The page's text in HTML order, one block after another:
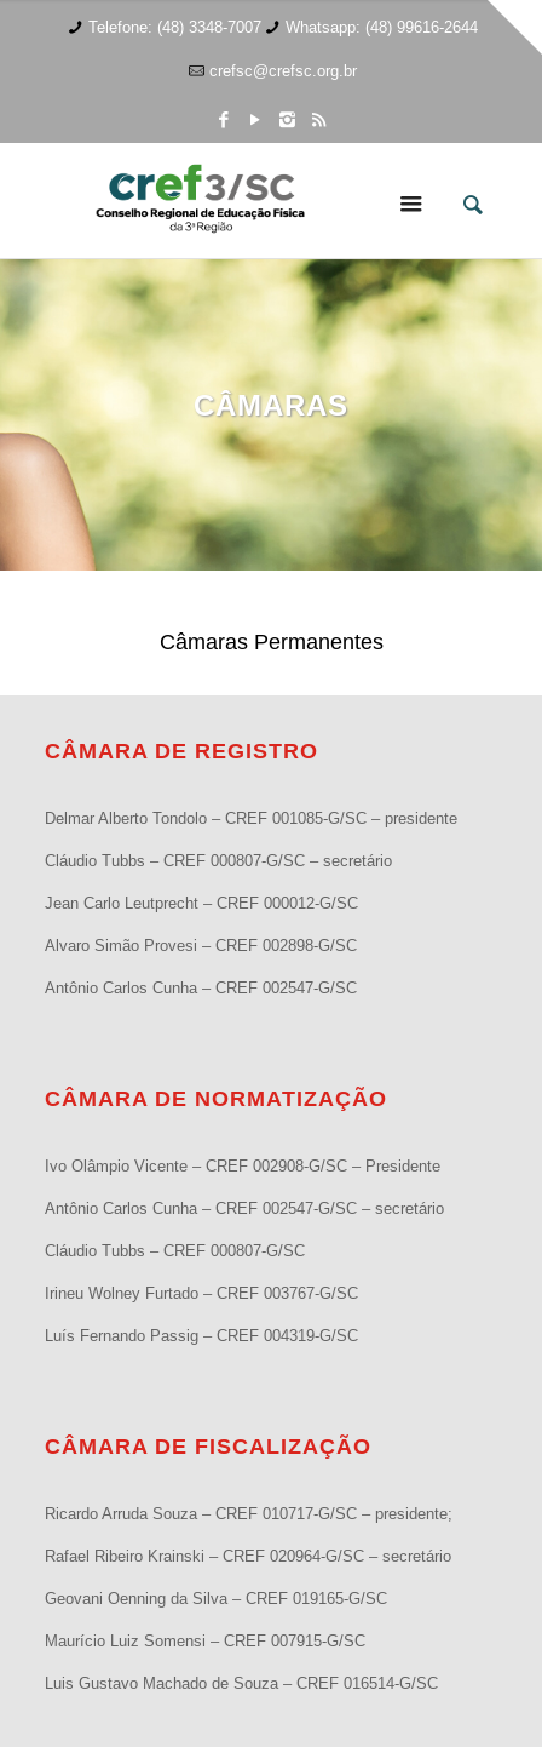
Telefone: (48) 3348-7007 Whatsapp: (48) 99616-2644
crefsc@crefsc.org.br
CÂMARAS
Câmaras Permanentes
CÂMARA DE REGISTRO
Delmar Alberto Tondolo – CREF 001085-G/SC – presidente
Cláudio Tubbs – CREF 000807-G/SC – secretário
Jean Carlo Leutprecht – CREF 000012-G/SC
Alvaro Simão Provesi – CREF 002898-G/SC
Antônio Carlos Cunha – CREF 002547-G/SC
CÂMARA DE NORMATIZAÇÃO
Ivo Olâmpio Vicente – CREF 002908-G/SC – Presidente
Antônio Carlos Cunha – CREF 002547-G/SC – secretário
Cláudio Tubbs – CREF 000807-G/SC
Irineu Wolney Furtado – CREF 003767-G/SC
Luís Fernando Passig – CREF 004319-G/SC
CÂMARA DE FISCALIZAÇÃO
Ricardo Arruda Souza – CREF 010717-G/SC – presidente;
Rafael Ribeiro Krainski – CREF 020964-G/SC – secretário
Geovani Oenning da Silva – CREF 019165-G/SC
Maurício Luiz Somensi – CREF 007915-G/SC
Luis Gustavo Machado de Souza – CREF 016514-G/SC